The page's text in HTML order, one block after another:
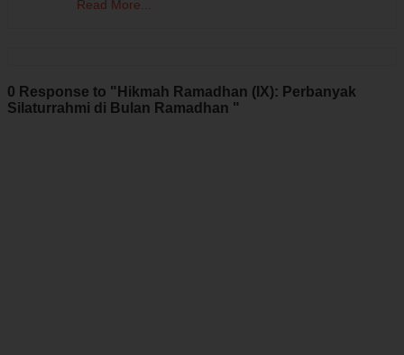
Read More...
0 Response to "Hikmah Ramadhan (IX): Perbanyak
Silaturrahmi di Bulan Ramadhan "